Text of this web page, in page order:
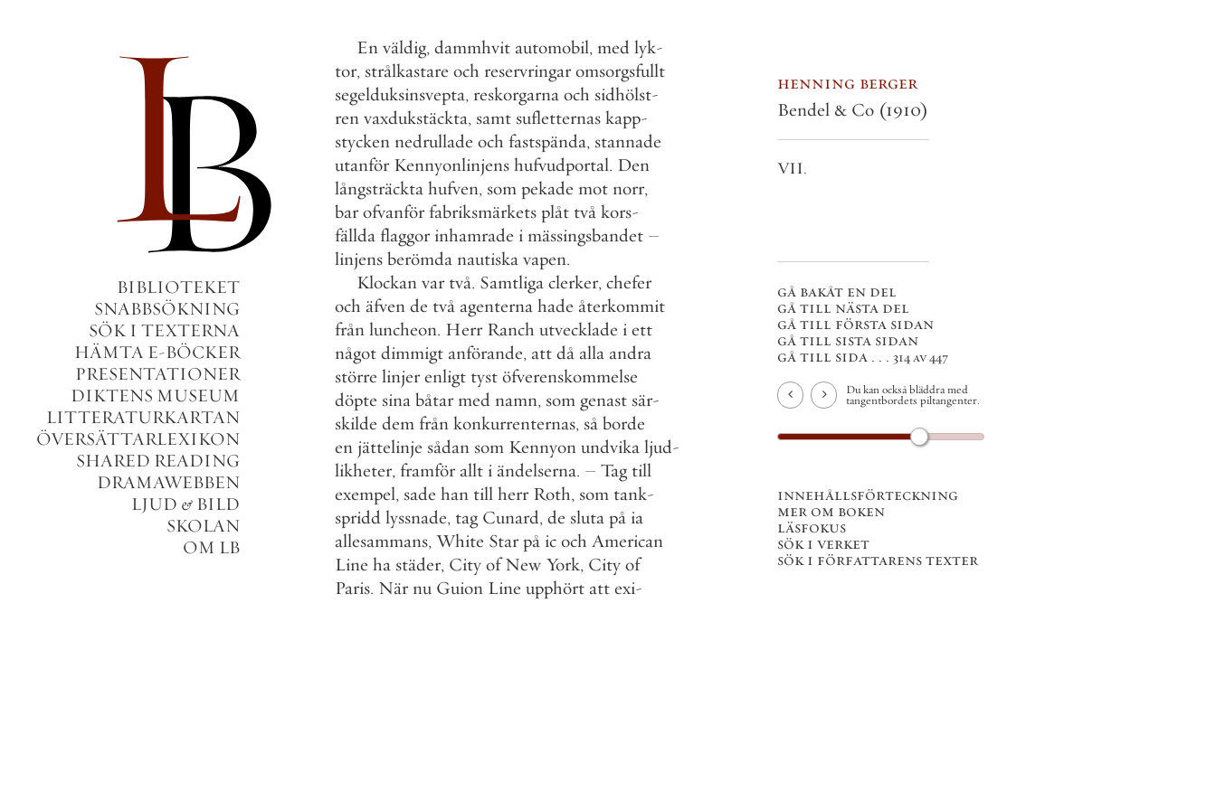
BIBLIOTEKET
SNABBSÖKNING
SÖK I TEXTERNA
HÄMTA E-BÖCKER
PRESENTATIONER
DIKTENS MUSEUM
LITTERATURKARTAN
ÖVERSÄTTARLEXIKON
SHARED READING
DRAMAWEBBEN
LJUD & BILD
SKOLAN
OM LB
En väldig, dammhvit automobil, med lyk-
tor, strålkastare och reservringar omsorgsfullt
segelduksinsvepta, reskorgarna och sidhölst-
ren vaxdukstäckta, samt sufletternas kapp-
stycken nedrullade och fastspända, stannade
utanför Kennyonlinjens hufvudportal. Den
långsträckta hufven, som pekade mot norr,
bar ofvanför fabriksmärkets plåt två kors-
fällda flaggor inhamrade i mässingsbandet –
linjens berömda nautiska vapen.
Klockan var två. Samtliga clerker, chefer
och äfven de två agenterna hade återkommit
från luncheon. Herr Ranch utvecklade i ett
något dimmigt anförande, att då alla andra
större linjer enligt tyst öfverenskommelse
döpte sina båtar med namn, som genast sär-
skilde dem från konkurrenternas, så borde
en jättelinje sådan som Kennyon undvika ljud-
likheter, framför allt i ändelserna. – Tag till
exempel, sade han till herr Roth, som tank-
spridd lyssnade, tag Cunard, de sluta på ia
allesammans, White Star på ic och American
Line ha städer, City of New York, City of
Paris. När nu Guion Line upphört att exi-
henning berger
Bendel & Co (1910)
VII.
gå bakåt en del
gå till nästa del
gå till första sidan
gå till sista sidan
gå till sida . . . 314 av 447
Du kan också bläddra med
tangentbordets piltangenter.
innehållsförteckning
mer om boken
läsfokus
sök i verket
sök i författarens texter